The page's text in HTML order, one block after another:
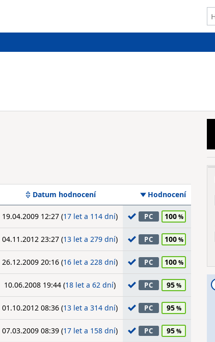
Datum hodnocení Hodnocení
19.04.2009 12:27 (17 let a 114 dní) PC 100
04.11.2012 23:27 (13 let a 279 dní) PC 100
26.12.2009 20:16 (16 let a 228 dní) PC 100
10.06.2008 19:44 (18 let a 62 dní) PC 95
01.10.2012 08:36 (13 let a 314 dní) PC 95
07.03.2009 08:39 (17 let a 158 dní) PC 95